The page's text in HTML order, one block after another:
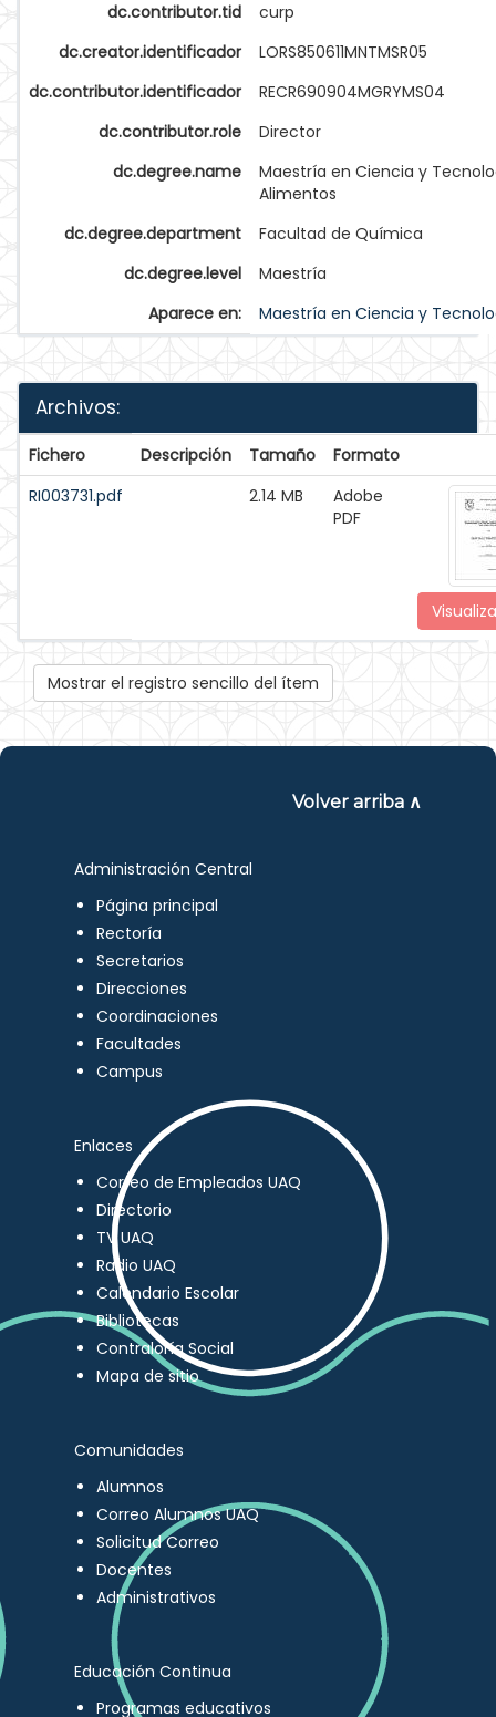
dc.contributor.tid
curp
dc.creator.identificador
LORS850611MNTMSR05
dc.contributor.identificador
RECR690904MGRYMS04
dc.contributor.role
Director
dc.degree.name
Maestría en Ciencia y
Alimentos
dc.degree.department
Facultad de Química
dc.degree.level
Maestría
Aparece en:
Maestría en Ciencia y
Archivos:
Fichero Descripción Tamaño
Formato
RI003731.pdf
2.14 MB
Adobe
PDF
Mostrar el registro sencillo del ítem
Volver arriba ∧
Administración Central
Página principal
Rectoría
Secretarios
Direcciones
Coordinaciones
Facultades
Campus
Enlaces
Correo de Empleados UAQ
Directorio
TV UAQ
Radio UAQ
Calendario Escolar
Bibliotecas
Contraloría Social
Mapa de sitio
Comunidades
Alumnos
Correo Alumnos UAQ
Solicitud Correo
Docentes
Administrativos
Educación Continua
Programas educativos